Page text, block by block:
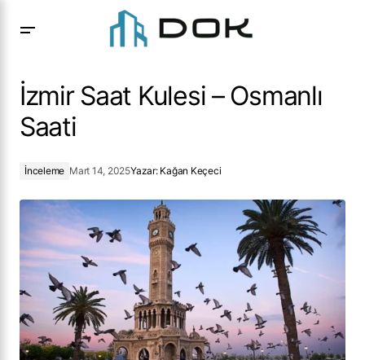
İzmir Saat Kulesi – Osmanlı
Saati
İnceleme Mart 14, 2025Yazar: Kağan Keçeci